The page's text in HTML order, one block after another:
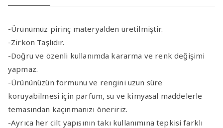
-Ürünümüz pirinç materyalden üretilmiştir.
-Zirkon Taşlıdır.
-Doğru ve özenli kullanımda kararma ve renk değişimi
yapmaz.
-Ürününüzün formunu ve rengini uzun süre
koruyabilmesi için parfüm, su ve kimyasal maddelerle
temasından kaçınmanızı öneririz.
-Ayrıca her cilt yapısının takı kullanımına tepkisi farklı